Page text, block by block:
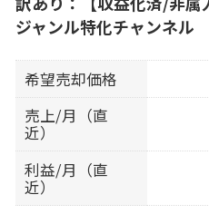
ジャンル特化チャンネル
希望売却価格
売上/月（直
近）
利益/月（直
近）